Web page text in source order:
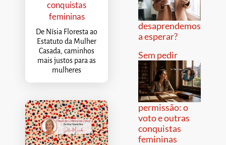
conquistas
femininas
De Nísia Floresta ao
Estatuto da Mulher
Casada, caminhos
mais justos para as
mulheres
desaprendemos
a esperar?
Sem pedir
permissão: o
voto e outras
conquistas
femininas